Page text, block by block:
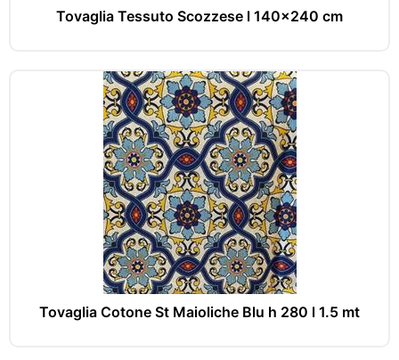
Tovaglia Tessuto Scozzese l 140x240 cm
Tovaglia Cotone St Maioliche Blu h 280 l 1.5 mt